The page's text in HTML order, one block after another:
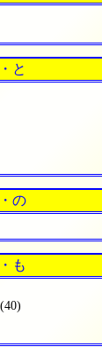
と
の
も
(40)